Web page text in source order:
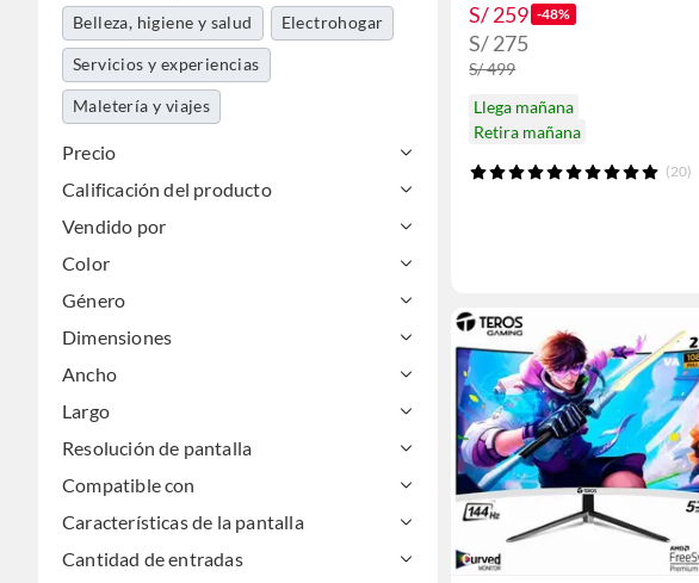
Belleza, higiene y salud Electrohogar
Servicios y experiencias
Maletería y viajes
Precio
Calificación del producto
Vendido por
Color
Género
Dimensiones
Ancho
Largo
Resolución de pantalla
Compatible con
Características de la pantalla
Cantidad de entradas
S/ 259 -48%
S/ 275
S/ 499
Llega mañana
Retira mañana
(20)